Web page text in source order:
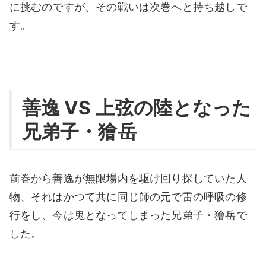
に挑むのですが、その戦いは次巻へと持ち越しで
す。
善逸 VS 上弦の陸となった
兄弟子・獪岳
前巻から善逸が無限場内を駆け回り探していた人
物、それはかつて共に同じ師の元で雷の呼吸の修
行をし、今は鬼となってしまった兄弟子・獪岳で
した。